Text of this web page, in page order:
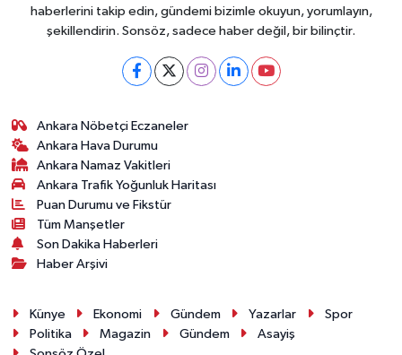
haberlerini takip edin, gündemi bizimle okuyun, yorumlayın,
şekillendirin. Sonsöz, sadece haber değil, bir bilinçtir.
Ankara Nöbetçi Eczaneler
Ankara Hava Durumu
Ankara Namaz Vakitleri
Ankara Trafik Yoğunluk Haritası
Puan Durumu ve Fikstür
Tüm Manşetler
Son Dakika Haberleri
Haber Arşivi
Künye Ekonomi Gündem Yazarlar
Spor
Politika
Magazin Gündem
Asayiş